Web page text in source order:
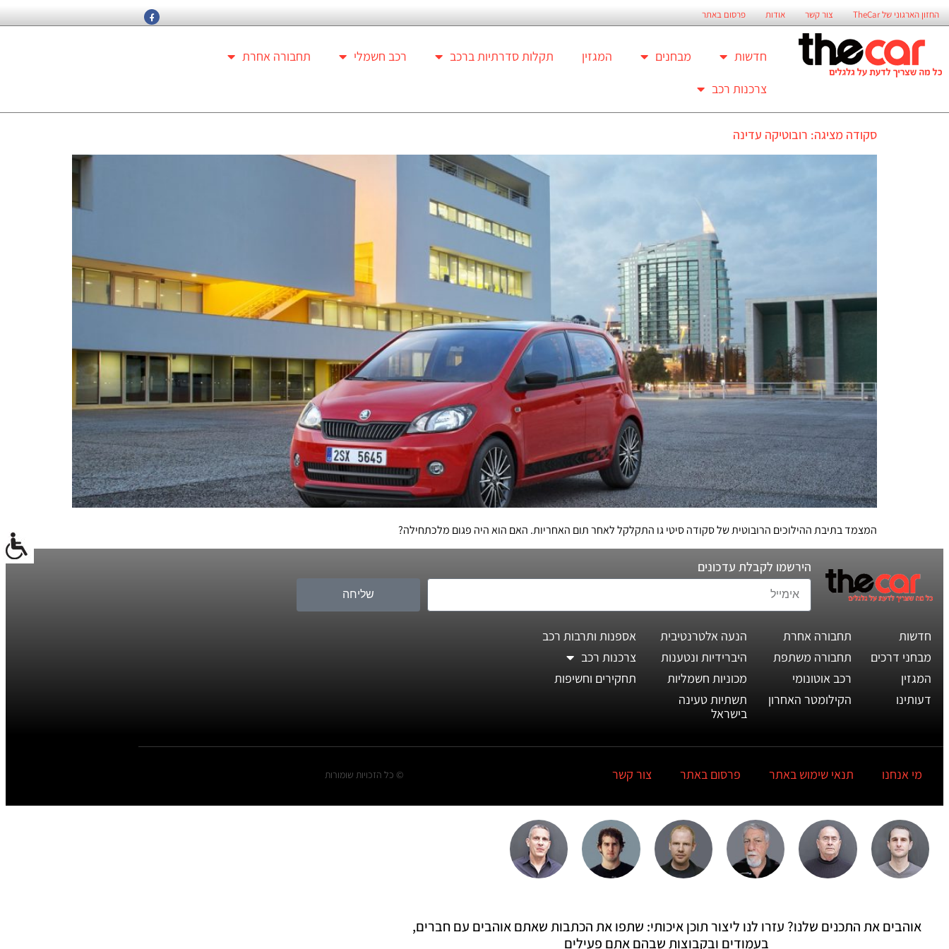
החזון הארגוני של TheCar צור קשר אודות פרסום באתר
חדשות מבחנים המגזין תקלות סדרתיות ברכב רכב חשמלי
תחבורה אחרת
צרכנות רכב
סקודה מציגה: רובוטיקה עדינה
המצמד בתיבת ההילוכים הרובוטית של סקודה סיטי גו התקלקל לאחר תום האחריות. האם הוא היה פגום מלכתחילה?
הירשמו לקבלת עדכונים
שליחה
חדשות
מבחני דרכים
המגזין
דעותינו
תחבורה אחרת
תחבורה משתפת
רכב אוטונומי
הקילומטר האחרון
הנעה אלטרנטיבית
היברידיות ונטענות
מכוניות חשמליות
תשתיות טעינה
בישראל
אספנות ותרבות רכב
צרכנות רכב
תחקירים וחשיפות
מי אנחנו תנאי שימוש באתר פרסום באתר צור קשר © כל הזכויות שומורות
אוהבים את התכנים שלנו? עזרו לנו ליצור תוכן איכותי: שתפו את הכתבות שאתם אוהבים עם חברים,
בעמודים ובקבוצות שבהם אתם פעילים